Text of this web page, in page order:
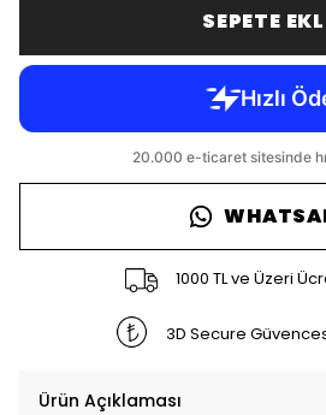
SEPETE
1000 TL ve Üzeri
3D Secure
Ürün Açıklaması